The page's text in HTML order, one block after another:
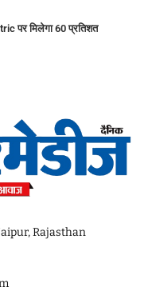
पर मिलेगा 60 प्रतिशत
Rajasthan